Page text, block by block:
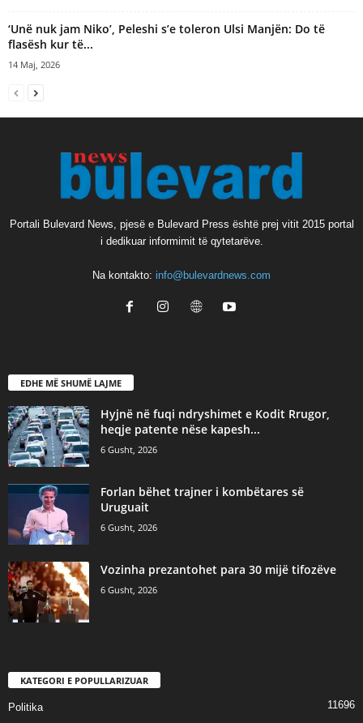
‘Unë nuk jam Niko’, Peleshi s’e toleron Ulsi Manjën: Do të
flasësh kur të...
14 Maj, 2026
Portali Bulevard News, pjesë e Bulevard Press është prej vitit 2015 portal
i dedikuar informimit të qytetarëve.
Na kontakto: info@bulevardnews.com
EDHE MË SHUMË LAJME
Hyjnë në fuqi ndryshimet e Kodit Rrugor,
heqje patente nëse kapesh...
6 Gusht, 2026
Forlan bëhet trajner i kombëtares së
Uruguait
6 Gusht, 2026
Vozinha prezantohet para 30 mijë tifozëve
6 Gusht, 2026
KATEGORI E POPULLARIZUAR
Politika 11696